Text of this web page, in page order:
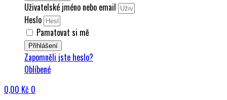
Uživatelské jméno nebo email
Heslo
Pamatovat si mě
Přihlášení
Zapomněli jste heslo?
Oblíbené
0,00 Kč 0